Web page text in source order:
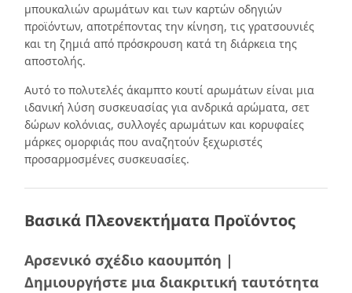
μπουκαλιών αρωμάτων και των καρτών οδηγιών
προϊόντων, αποτρέποντας την κίνηση, τις γρατσουνιές
και τη ζημιά από πρόσκρουση κατά τη διάρκεια της
αποστολής.
Αυτό το πολυτελές άκαμπτο κουτί αρωμάτων είναι μια
ιδανική λύση συσκευασίας για ανδρικά αρώματα, σετ
δώρων κολόνιας, συλλογές αρωμάτων και κορυφαίες
μάρκες ομορφιάς που αναζητούν ξεχωριστές
προσαρμοσμένες συσκευασίες.
Βασικά Πλεονεκτήματα Προϊόντος
Αρσενικό σχέδιο καουμπόη |
Δημιουργήστε μια διακριτική ταυτότητα